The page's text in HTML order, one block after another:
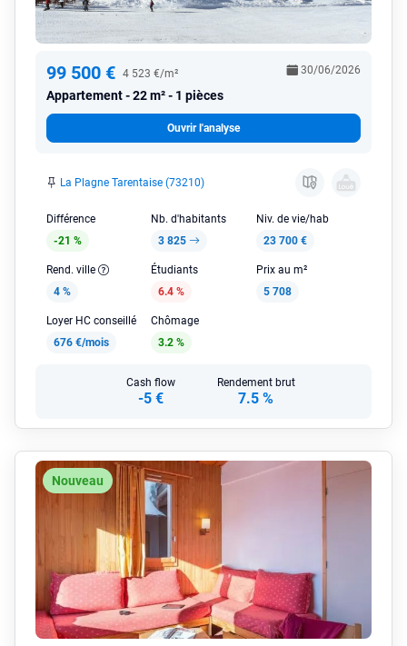
99 500 € 4 523 €/m²
Appartement 22 m² - 1 pièces
30/06/2026
Ouvrir l'analyse
La Plagne Tarentaise (73210)
Différence
-21 %
Nb. d'habitants
3 825
Niv. de vie/hab
23 700 €
Rend. ville
4 %
Étudiants
6.4 %
Prix au m²
5 708
Loyer HC conseillé
676 €/mois
Chômage
3.2 %
Cash flow
-5 €
Rendement brut
7.5 %
Nouveau